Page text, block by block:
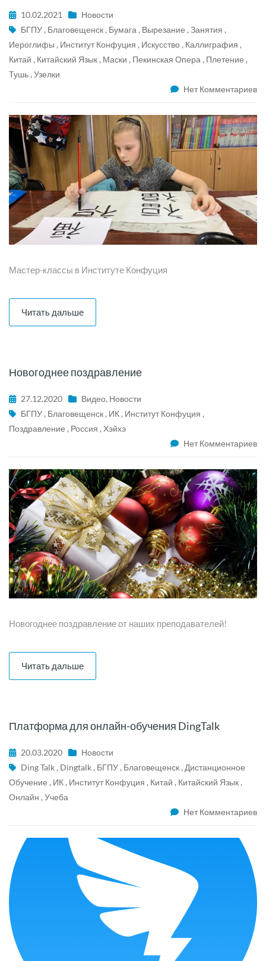
10.02.2021
Новости
БГПУ, Благовещенск, Бумага, Вырезание ,Занятия ,
Иероглифы , Институт Конфуция , Искусство, Каллиграфия ,
Китай , Китайский Язык, Маски , Пекинская Опера, Плетение ,
Тушь,Узелки
Нет Комментариев
Мастер-классы в Институте Конфуция
Читать дальше
Новогоднее поздравление
27.12.2020 Видео, Новости
БГПУ , Благовещенск , ИК , Институт Конфуция ,
Поздравление , Россия , Хэйхэ
Нет Комментариев
Новогоднее поздравление от наших преподавателей!
Читать дальше
Платформа для онлайн-обучения DingTalk
20.03.2020
Новости
Ding Talk , Dingtalk , БГПУ , Благовещенск , Дистанционное
Обучение , ИК , Институт Конфуция , Китай , Китайский Язык ,
Онлайн , Учеба
Нет Комментариев